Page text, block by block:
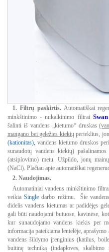
1. Filtrų paskirtis.Automatiškai
minkštinimo - nukalkinimo filtrai
šalinti iš vandens „kietumo“ druskas
mangano bei geležies kiekių perteklius,
(kationitas) vandens kietumo druskos
sunaudotų vandens kiekių)
(atsiplovimo) metu. Užpildo, jonų
(NaCl). Plačiau apie automatiškai
2. Naudojimas.
Automatiniai vandens minkštinimo filtrai
veikiaSingledarbo režimu. Šie
didelis vandens kietumas ar padidėjęs
gali būti naudojami butuose, kavinėse,
kur sunaudojamo vandens kiekis per
informacija pateikiama lentelėje,
vandens šildymo įrenginius (katilus,
buitinę techniką (indaploves,